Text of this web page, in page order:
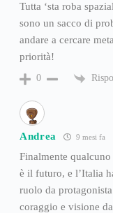
Tutta ‘sta roba
sono un sacco di
andare a cercare
priorità!
0
Andrea 9 mesi fa
Finalmente
è il futuro, e l’Italia
ruolo da
coraggio e visione